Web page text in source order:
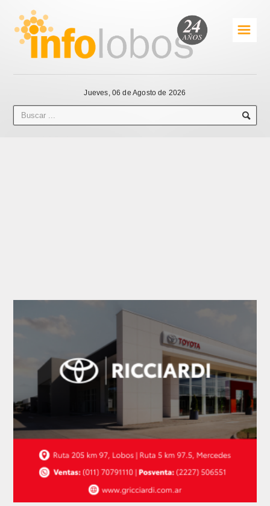
☰
Jueves, 06 de Agosto de 2026